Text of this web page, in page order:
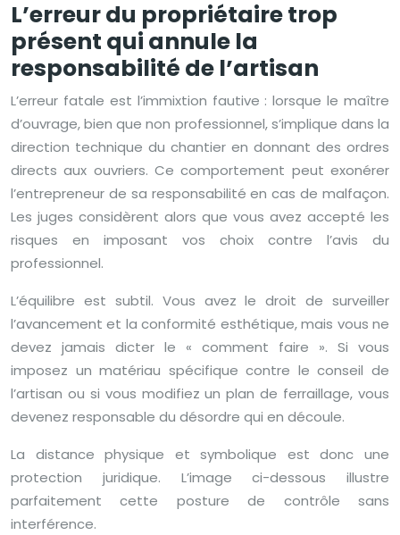
L’erreur du propriétaire trop
présent qui annule la
responsabilité de l’artisan
L’erreur fatale est l’immixtion fautive : lorsque le maître
d’ouvrage, bien que non professionnel, s’implique dans la
direction technique du chantier en donnant des ordres
directs aux ouvriers. Ce comportement peut exonérer
l’entrepreneur de sa responsabilité en cas de malfaçon.
Les juges considèrent alors que vous avez accepté les
risques en imposant vos choix contre l’avis du
professionnel.
L’équilibre est subtil. Vous avez le droit de surveiller
l’avancement et la conformité esthétique, mais vous ne
devez jamais dicter le « comment faire ». Si vous
imposez un matériau spécifique contre le conseil de
l’artisan ou si vous modifiez un plan de ferraillage, vous
devenez responsable du désordre qui en découle.
La distance physique et symbolique est donc une
protection juridique. L’image ci-dessous illustre
parfaitement cette posture de contrôle sans
interférence.